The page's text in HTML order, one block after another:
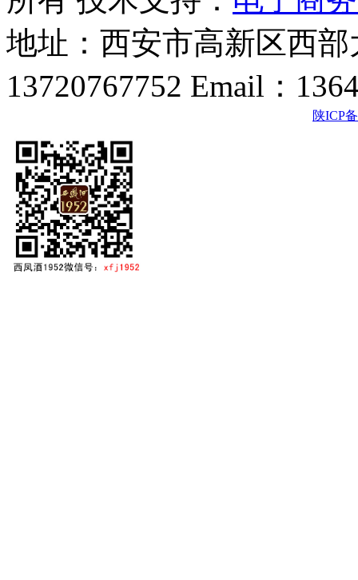
地址：西安市高新区西
13720767752 Email：
陕ICP